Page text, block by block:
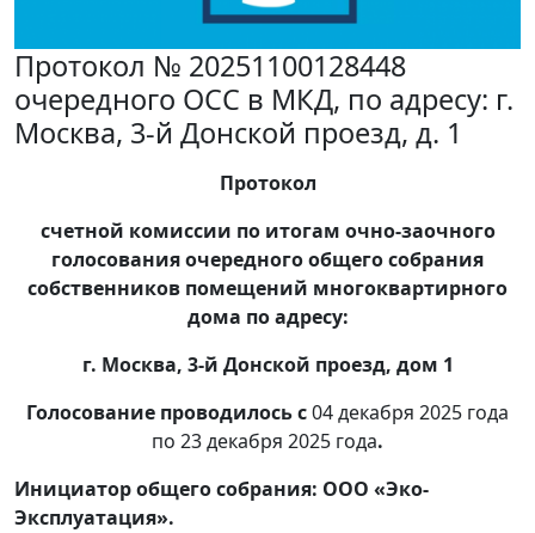
Протокол № 20251100128448
очередного ОСС в МКД, по адресу: г.
Москва, 3-й Донской проезд, д. 1
Протокол
счетной комиссии по итогам очно-заочного
голосования очередного общего собрания
собственников помещений многоквартирного
дома по адресу:
г. Москва, 3-й Донской проезд, дом 1
Голосование проводилось с04 декабря 2025 года
по 23 декабря 2025 года.
Инициатор общего собрания: ООО «Эко-
Эксплуатация».